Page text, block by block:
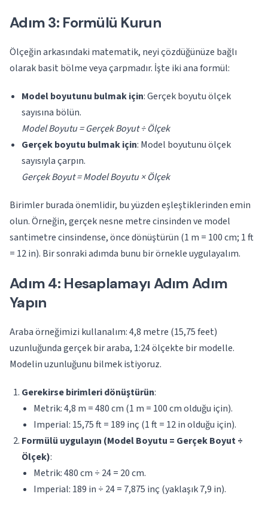
Adım 3: Formülü Kurun
Ölçeğin arkasındaki matematik, neyi çözdüğünüze bağlı
olarak basit bölme veya çarpmadır. İşte iki ana formül:
Model boyutunu bulmak için: Gerçek boyutu ölçek
sayısına bölün.
Model Boyutu = Gerçek Boyut ÷ Ölçek
Gerçek boyutu bulmak için: Model boyutunu ölçek
sayısıyla çarpın.
Gerçek Boyut = Model Boyutu × Ölçek
Birimler burada önemlidir, bu yüzden eşleştiklerinden emin
olun. Örneğin, gerçek nesne metre cinsinden ve model
santimetre cinsindense, önce dönüştürün (1 m = 100 cm; 1 ft
= 12 in). Bir sonraki adımda bunu bir örnekle uygulayalım.
Adım 4: Hesaplamayı Adım Adım
Yapın
Araba örneğimizi kullanalım: 4,8 metre (15,75 feet)
uzunluğunda gerçek bir araba, 1:24 ölçekte bir modelle.
Modelin uzunluğunu bilmek istiyoruz.
Gerekirse birimleri dönüştürün:
Metrik: 4,8 m = 480 cm (1 m = 100 cm olduğu için).
Imperial: 15,75 ft = 189 inç (1 ft = 12 in olduğu için).
Formülü uygulayın (Model Boyutu = Gerçek Boyut ÷
Ölçek):
Metrik: 480 cm ÷ 24 = 20 cm.
Imperial: 189 in ÷ 24 = 7,875 inç (yaklaşık 7,9 in).